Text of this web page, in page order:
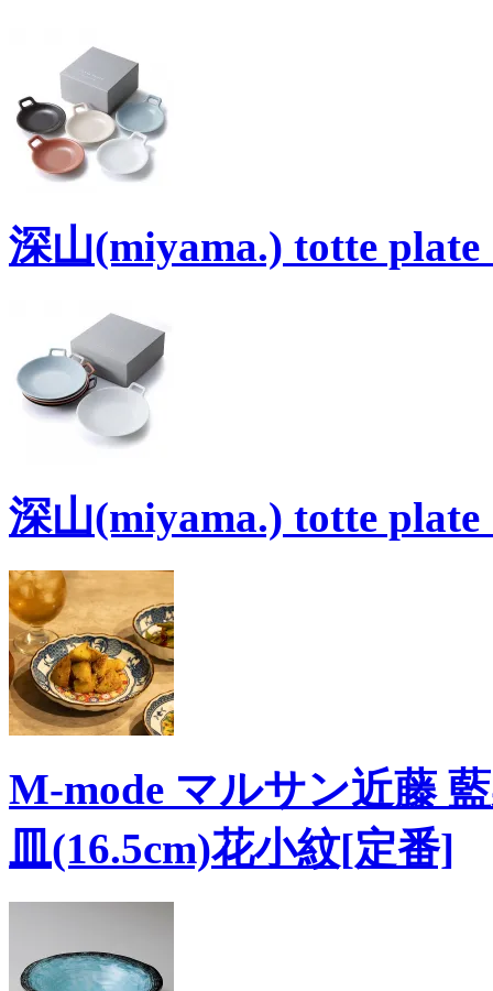
深山(miyama.) totte
深山(miyama.) totte
M-mode マルサン近藤
皿(16.5cm)花小紋[定番]